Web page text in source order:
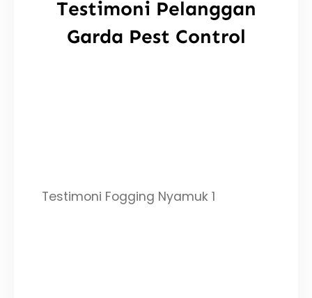
Testimoni Pelanggan
Garda Pest Control
Testimoni Fogging Nyamuk 1